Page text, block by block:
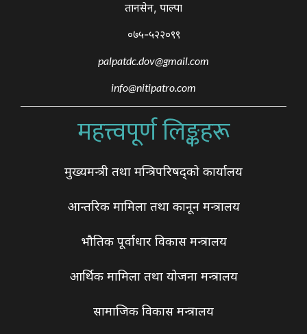
तानसेन, पाल्पा
०७५-५२२०९९
palpatdc.dov@gmail.com
info@nitipatro.com
महत्त्वपूर्ण लिङ्कहरू
मुख्यमन्त्री तथा मन्त्रिपरिषद्को कार्यालय
आन्तरिक मामिला तथा कानून मन्त्रालय
भौतिक पूर्वाधार विकास मन्त्रालय
आर्थिक मामिला तथा योजना मन्त्रालय
सामाजिक विकास मन्त्रालय